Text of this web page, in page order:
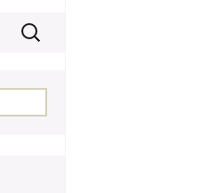
Buscar: